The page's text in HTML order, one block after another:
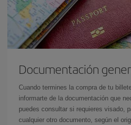
Documentación
Cuando termines la compra de tu
informarte de la documentación que
puedes consultar si requieres visado,
cualquier otro documento, según el